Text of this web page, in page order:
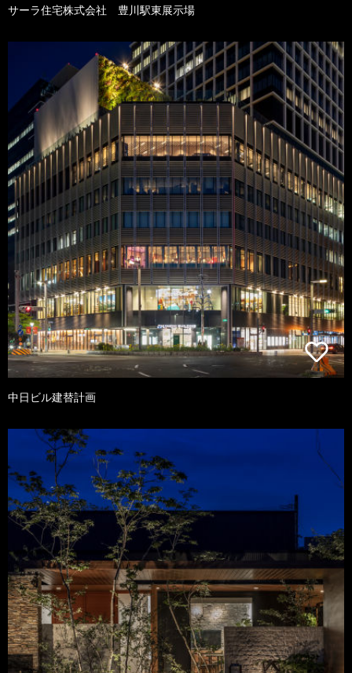
サーラ住宅株式会社 豊川駅東展示場
中日ビル建替計画